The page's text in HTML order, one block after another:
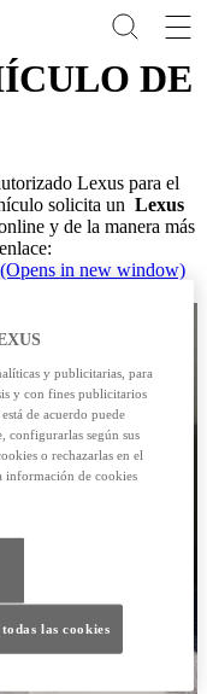
DE
Lexus para el
solicita un Lexus
y de la manera más
(Opens in new window)
y publicitarias, para
y con fines publicitarios
de acuerdo puede
configurarlas según sus
o rechazarlas en el
información de cookies
las cookies